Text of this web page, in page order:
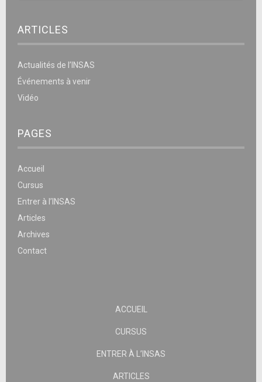
ARTICLES
Actualités de l’INSAS
Événements à venir
Vidéo
PAGES
Accueil
Cursus
Entrer à l’INSAS
Articles
Archives
Contact
ACCUEIL
CURSUS
ENTRER À L’INSAS
ARTICLES